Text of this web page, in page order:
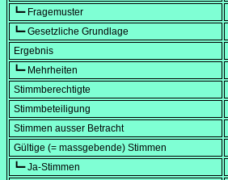
┗━ Fragemuster
┗━ Gesetzliche Grundlage
Ergebnis
┗━ Mehrheiten
Stimmberechtigte
Stimmbeteiligung
Stimmen ausser Betracht
Gültige (= massgebende) Stimmen
┗━ Ja-Stimmen